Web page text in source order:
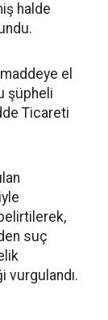
halde
el
şüpheli
Ticareti
suç
vurgulandı.